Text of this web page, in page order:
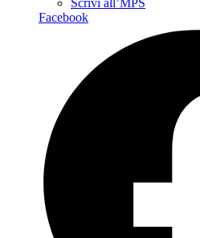
Facebook